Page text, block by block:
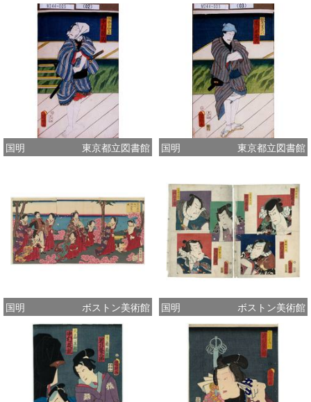
国明 東京都立図書館 国明 東京都立図書館
国明 ボストン美術館 国明 ボストン美術館